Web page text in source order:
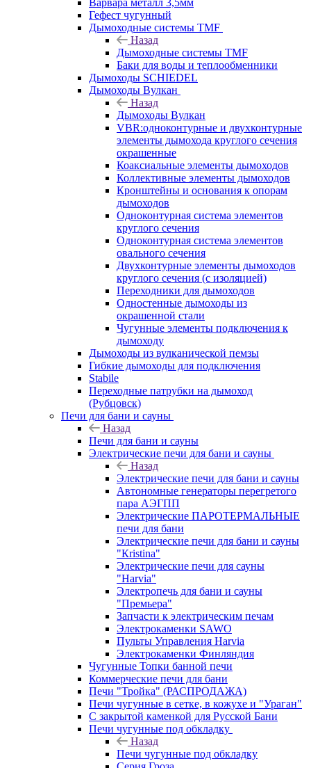
Варвара металл 3,5мм
Гефест чугунный
Дымоходные системы TMF
Назад
Дымоходные системы TMF
Баки для воды и теплообменники
Дымоходы SCHIEDEL
Дымоходы Вулкан
Назад
Дымоходы Вулкан
VBR:одноконтурные и двухконтурные
элементы дымохода круглого сечения
окрашенные
Коаксиальные элементы дымоходов
Коллективные элементы дымоходов
Кронштейны и основания к опорам
дымоходов
Одноконтурная система элементов
круглого сечения
Одноконтурная система элементов
овального сечения
Двухконтурные элементы дымоходов
круглого сечения (с изоляцией)
Переходники для дымоходов
Одностенные дымоходы из
окрашенной стали
Чугунные элементы подключения к
дымоходу
Дымоходы из вулканической пемзы
Гибкие дымоходы для подключения
Stabile
Переходные патрубки на дымоход
(Рубцовск)
Печи для бани и сауны
Назад
Печи для бани и сауны
Электрические печи для бани и сауны
Назад
Электрические печи для бани и сауны
Автономные генераторы перегретого
пара АЭГПП
Электрические ПАРОТЕРМАЛЬНЫЕ
печи для бани
Электрические печи для бани и сауны
"Кristina"
Электрические печи для сауны
"Harvia"
Электропечь для бани и сауны
"Премьера"
Запчасти к электрическим печам
Электрокаменки SAWO
Пульты Управления Harvia
Электрокаменки Финляндия
Чугунные Топки банной печи
Коммерческие печи для бани
Печи "Тройка" (РАСПРОДАЖА)
Печи чугунные в сетке, в кожухе и "Ураган"
С закрытой каменкой для Русской Бани
Печи чугунные под обкладку
Назад
Печи чугунные под обкладку